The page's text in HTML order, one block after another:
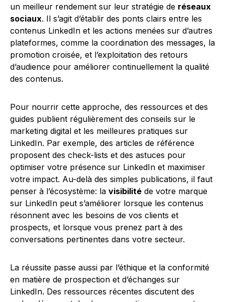
un meilleur rendement sur leur stratégie de réseaux
sociaux. Il s’agit d’établir des ponts clairs entre les
contenus LinkedIn et les actions menées sur d’autres
plateformes, comme la coordination des messages, la
promotion croisée, et l’exploitation des retours
d’audience pour améliorer continuellement la qualité
des contenus.
Pour nourrir cette approche, des ressources et des
guides publient régulièrement des conseils sur le
marketing digital et les meilleures pratiques sur
LinkedIn. Par exemple, des articles de référence
proposent des check-lists et des astuces pour
optimiser votre présence sur LinkedIn et maximiser
votre impact. Au-delà des simples publications, il faut
penser à l’écosystème: la visibilité de votre marque
sur LinkedIn peut s’améliorer lorsque les contenus
résonnent avec les besoins de vos clients et
prospects, et lorsque vous prenez part à des
conversations pertinentes dans votre secteur.
La réussite passe aussi par l’éthique et la conformité
en matière de prospection et d’échanges sur
LinkedIn. Des ressources récentes discutent des